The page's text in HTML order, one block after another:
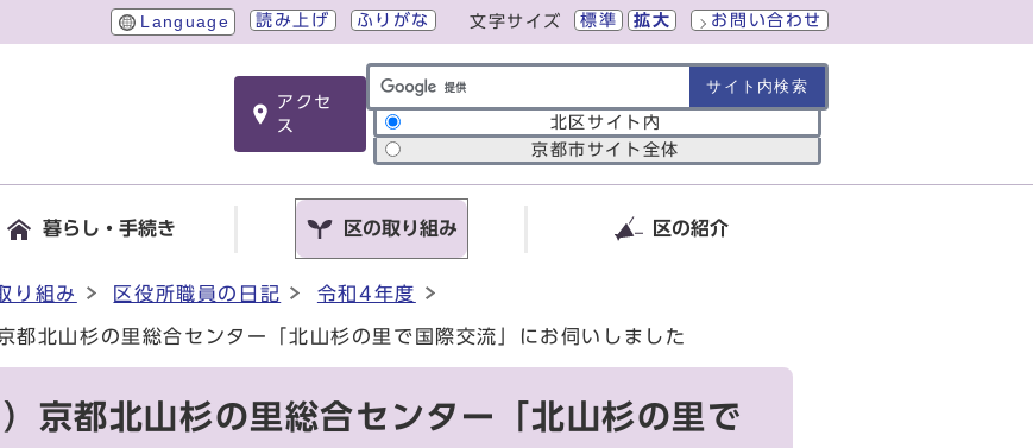
Language 読み上げ ふりがな 文字サイズ 標準 拡大 お問い合わせ
アクセ
ス
サイト内検索の範囲
北区サイト内
京都市サイト全体
暮らし・手続き 区の取り組み 区の紹介
り組み 区役所職員の日記 令和4年度
北山杉の里総合センター「北山杉の里で国際交流」にお伺いしました
京都北山杉の里総合センター「北山杉の里で